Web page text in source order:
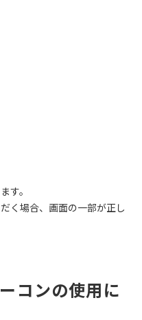
す。
く場合、画面の一部が正し
コンの使用に